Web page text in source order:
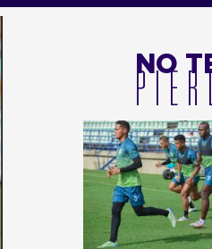
NO